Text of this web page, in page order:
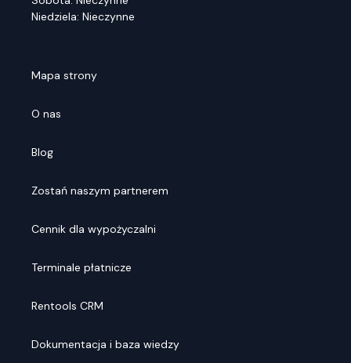
Niedziela: Nieczynne
Mapa strony
O nas
Blog
Zostań naszym partnerem
Cennik dla wypożyczalni
Terminale płatnicze
Rentools CRM
Dokumentacja i baza wiedzy